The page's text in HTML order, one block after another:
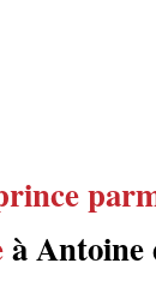
à Antoine